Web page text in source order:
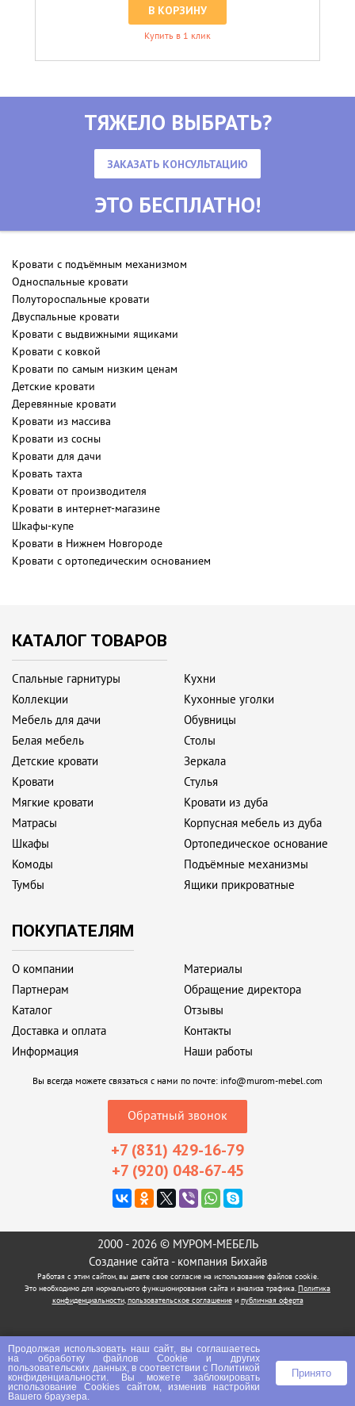
В КОРЗИНУ
Купить в 1 клик
ТЯЖЕЛО ВЫБРАТЬ?
ЗАКАЗАТЬ КОНСУЛЬТАЦИЮ
ЭТО БЕСПЛАТНО!
Кровати с подъёмным механизмом
Односпальные кровати
Полутороспальные кровати
Двуспальные кровати
Кровати с выдвижными ящиками
Кровати с ковкой
Кровати по самым низким ценам
Детские кровати
Деревянные кровати
Кровати из массива
Кровати из сосны
Кровати для дачи
Кровать тахта
Кровати от производителя
Кровати в интернет-магазине
Шкафы-купе
Кровати в Нижнем Новгороде
Кровати с ортопедическим основанием
ПОКУПАТЕЛЯМ
О компании
Партнерам
Каталог
Доставка и оплата
Информация
Материалы
Обращение директора
Отзывы
Контакты
Наши работы
КАТАЛОГ ТОВАРОВ
Спальные гарнитуры
Коллекции
Мебель для дачи
Белая мебель
Детские кровати
Кровати
Мягкие кровати
Матрасы
Шкафы
Комоды
Тумбы
Кухни
Кухонные уголки
Обувницы
Столы
Зеркала
Стулья
Кровати из дуба
Корпусная мебель из дуба
Ортопедическое основание
Подъёмные механизмы
Ящики прикроватные
Вы всегда можете связаться с нами по почте: info@murom-mebel.com
Обратный звонок
+7 (831) 429-16-79
+7 (920) 048-67-45
2000 - 2026 © МУРОМ-МЕБЕЛЬ
Создание сайта- компания Бихайв
Работая с этим сайтом, вы даете свое согласие на использование файлов cookie.
Это необходимо для нормального функционирования сайта и анализа трафика.Политика
конфиденциальности,пользовательское соглашениеи публичная оферта
Продолжая использовать наш сайт, вы соглашаетесь
на обработку файлов Сookie и других
пользовательских данных, в соответствии с Политикой
конфиденциальности . Вы можете заблокировать
использование Cookies сайтом, изменив настройки
Вашего браузера.
Принято